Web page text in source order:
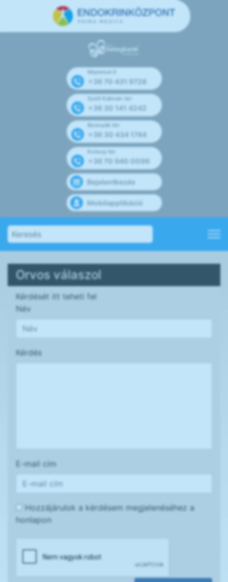
Mammut II
+36 70 431 9728
Széll Kálmán tér
+36 30 141 4242
Bosnyák tér
+36 30 434 1744
Kolosy tér
+36 70 940 0099
Bejelentkezés
Mobilapplikáció
Orvos válaszol
Kérdését itt teheti fel
Név
Kérdés
E-mail cím
Hozzájárulok a kérdésem megjelenéséhez a
honlapon